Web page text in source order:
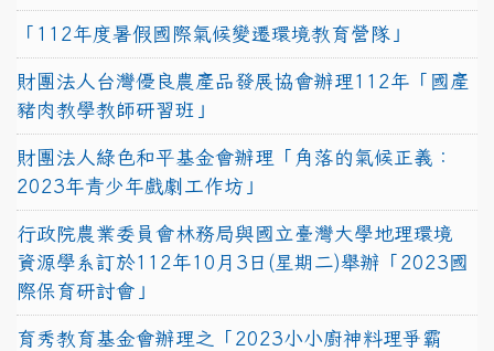
「112年度暑假國際氣候變遷環境教育營隊」
財團法人台灣優良農產品發展協會辦理112年「國產
豬肉教學教師研習班」
財團法人綠色和平基金會辦理「角落的氣候正義：
2023年青少年戲劇工作坊」
行政院農業委員會林務局與國立臺灣大學地理環境
資源學系訂於112年10月3日(星期二)舉辦「2023國
際保育研討會」
育秀教育基金會辦理之「2023小小廚神料理爭霸